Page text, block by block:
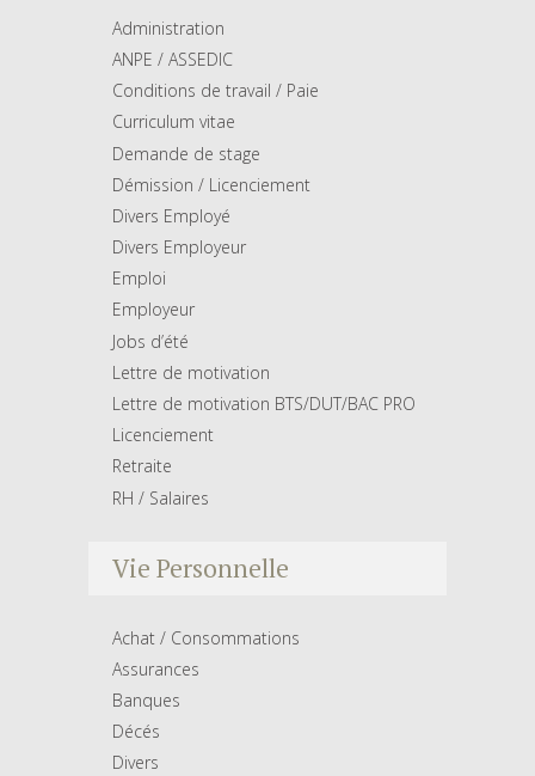
Administration
ANPE / ASSEDIC
Conditions de travail / Paie
Curriculum vitae
Demande de stage
Démission / Licenciement
Divers Employé
Divers Employeur
Emploi
Employeur
Jobs d’été
Lettre de motivation
Lettre de motivation BTS/DUT/BAC PRO
Licenciement
Retraite
RH / Salaires
Vie Personnelle
Achat / Consommations
Assurances
Banques
Décés
Divers